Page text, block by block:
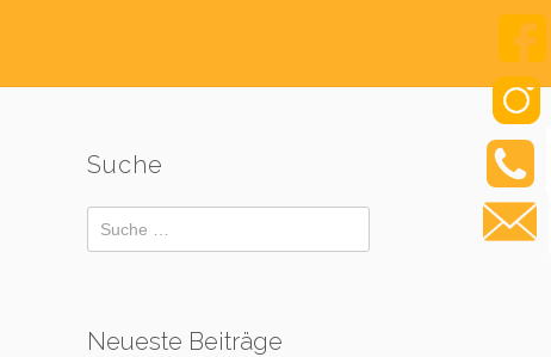
Suche
Neueste Beiträge